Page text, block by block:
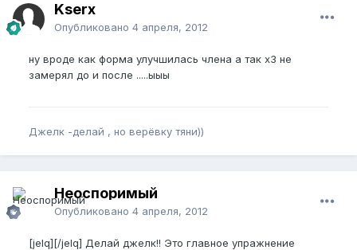
Kserx
Опубликовано 4 апреля, 2012
ну вроде как форма улучшилась члена а так х3 не
замерял до и после .....ыыы
Джелк -делай , но верёвку тяни))
Неоспоримый
Опубликовано 4 апреля, 2012
[jelq][/jelq] Делай джелк!! Это главное упражнение